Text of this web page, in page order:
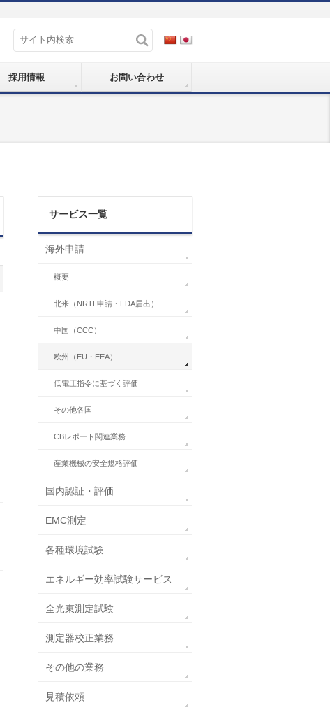
採用情報 お問い合わせ
サービス一覧
海外申請
概要
北米（NRTL申請・FDA届出）
中国（CCC）
欧州（EU・EEA）
低電圧指令に基づく評価
その他各国
CBレポート関連業務
産業機械の安全規格評価
国内認証・評価
EMC測定
各種環境試験
エネルギー効率試験サービス
全光束測定試験
測定器校正業務
その他の業務
見積依頼